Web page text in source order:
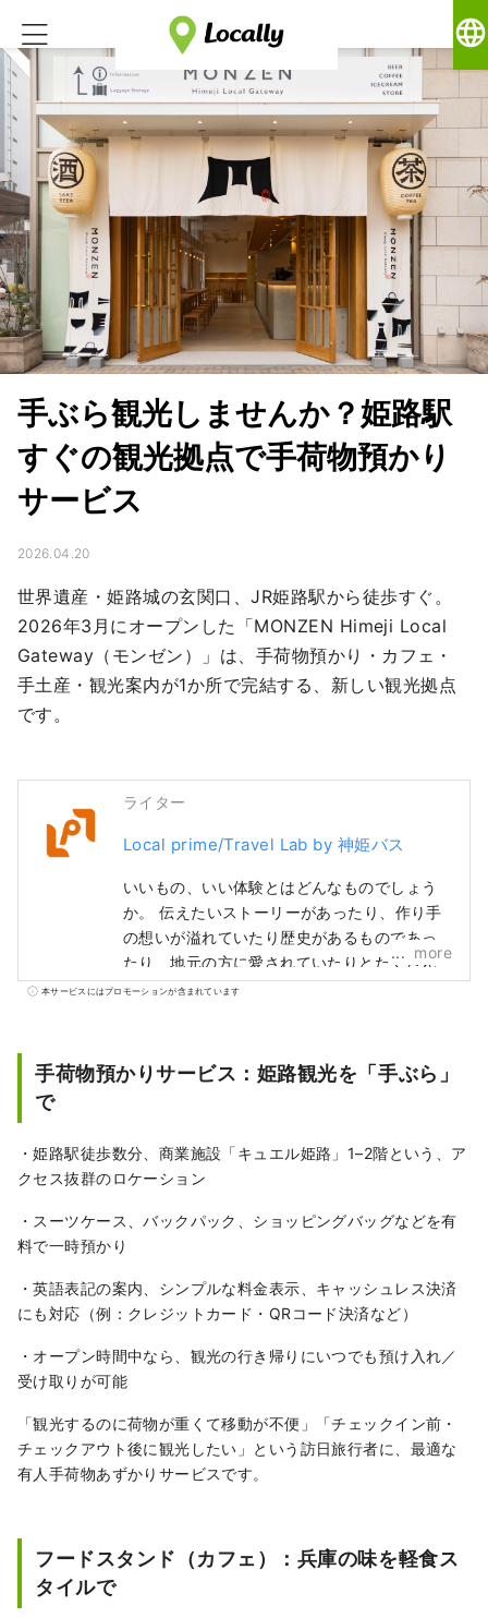
language
手ぶら観光しませんか？姫路駅
すぐの観光拠点で手荷物預かり
サービス
2026.04.20
世界遺産・姫路城の玄関口、JR姫路駅から徒歩すぐ。
2026年3月にオープンした「MONZEN Himeji Local
Gateway（モンゼン）」は、手荷物預かり・カフェ・
手土産・観光案内が1か所で完結する、新しい観光拠点
です。
ライター
Local prime/Travel Lab by 神姫バス
いいもの、いい体験とはどんなものでしょう
か。 伝えたいストーリーがあったり、作り手
の想いが溢れていたり歴史があるものであっ
たり、地元の方に愛されていたりとたくさん
特徴は挙げられます。 とっておきのものや体
果、新たに誰かが何かにつながる。 それこそ
が「いいもの」なのではないかと思います。
る」をコンセプトに兵庫のいいものを発掘
し、お客様と兵庫県内地域とのこころの距離
が キュッと縮まるような情報を発信していき
ます。
more
本サービスにはプロモーションが含まれています
手荷物預かりサービス：姫路観光を「手ぶら」
で
・姫路駅徒歩数分、商業施設「キュエル姫路」1–2階という、ア
クセス抜群のロケーション
・スーツケース、バックパック、ショッピングバッグなどを有
料で一時預かり
・英語表記の案内、シンプルな料金表示、キャッシュレス決済
にも対応（例：クレジットカード・QRコード決済など）
・オープン時間中なら、観光の行き帰りにいつでも預け入れ／
受け取りが可能
「観光するのに荷物が重くて移動が不便」「チェックイン前・
チェックアウト後に観光したい」という訪日旅行者に、最適な
有人手荷物あずかりサービスです。
フードスタンド（カフェ）：兵庫の味を軽食ス
タイルで